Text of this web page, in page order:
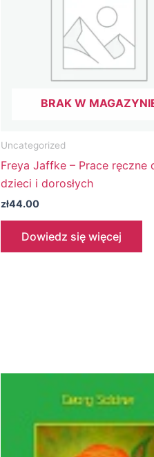
BRAK W
Uncategorized
Freya Jaffke – Prace ręczne
dzieci i dorosłych
zł44.00
Dowiedz się więcej